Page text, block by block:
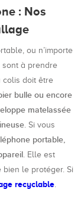
: Nos
ou n’importe
sont à prendre
colis doit être
bulle ou encore
matelassée
. Si vous
portable,
. Elle est
le protéger. Si
recyclable.